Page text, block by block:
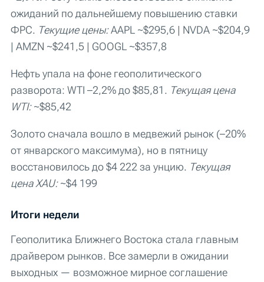
ожиданий по дальнейшему повышению ставки
ФРС. Текущие цены:AAPL ~$295,6 | NVDA ~$204,9
| AMZN ~$241,5 | GOOGL ~$357,8
Нефть упала на фоне геополитического
разворота: WTI –2,2% до $85,81. Текущая цена
WTI:~$85,42
Золото сначала вошло в медвежий рынок (–20%
от январского максимума), но в пятницу
восстановилось до $4 222 за унцию. Текущая
цена XAU:~$4 199
Итоги недели
Геополитика Ближнего Востока стала главным
драйвером рынков. Все замерли в ожидании
выходных — возможное мирное соглашение